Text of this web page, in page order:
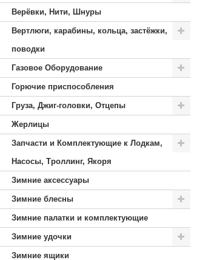
Верёвки, Нити, Шнуры
Вертлюги, карабины, кольца, застёжки,
поводки
Газовое Оборудование
Горючие приспособления
Груза, Джиг-головки, Отцепы
Жерлицы
Запчасти и Комплектующие к Лодкам,
Насосы, Троллинг, Якоря
Зимние аксессуары
Зимние блесны
Зимние палатки и комплектующие
Зимние удочки
Зимние ящики